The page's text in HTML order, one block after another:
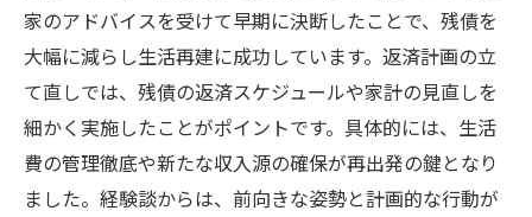
家のアドバイスを受けて早期に決断したことで、残債を
大幅に減らし生活再建に成功しています。返済計画の立
て直しでは、残債の返済スケジュールや家計の見直しを
細かく実施したことがポイントです。具体的には、生活
費の管理徹底や新たな収入源の確保が再出発の鍵となり
ました。経験談からは、前向きな姿勢と計画的な行動が